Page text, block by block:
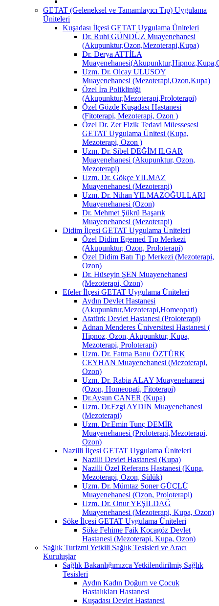
GETAT (Geleneksel ve Tamamlayıcı Tıp) Uygulama
Üniteleri
Kuşadası İlçesi GETAT Uygulama Üniteleri
Dr. Ruhi GÜNDÜZ Muayenehanesi
(Akupunktur,Ozon,Mezoterapi,Kupa)
Dr. Derya ATTİLA
Uzm. Dr. Olcay ULUSOY
Muayenehanesi (Mezoterapi,Ozon,Kupa)
Özel İra Polikliniği
(Akupunktur,Mezoterapi,Proloterapi)
Özel Gözde Kuşadası Hastanesi
(Fitoterapi, Mezoterapi, Ozon )
Özel Dr. Zer Fizik Tedavi Müessesesi
GETAT Uygulama Ünitesi (Kupa,
Mezoterapi, Ozon )
Uzm. Dr. Sibel DEĞİM ILGAR
Muayenehanesi (Akupunktur, Ozon,
Mezoterapi)
Uzm. Dr. Gökçe YILMAZ
Muayenehanesi (Mezoterapi)
Uzm. Dr. Nihan YILMAZOĞULLARI
Muayenehanesi (Ozon)
Dr. Mehmet Şükrü Başarık
Muayenehanesi (Mezoterapi)
Didim İlçesi GETAT Uygulama Üniteleri
Özel Didim Egemed Tıp Merkezi
(Akupunktur, Ozon, Proloterapi)
Özel Didim Batı Tıp Merkezi (Mezoterapi,
Ozon)
Dr. Hüseyin ŞEN Muayenehanesi
(Mezoterapi, Ozon)
Efeler İlçesi GETAT Uygulama Üniteleri
Aydın Devlet Hastanesi
(Akupunktur,Mezoterapi,Homeopati)
Atatürk Devlet Hastanesi (Proloterapi)
Adnan Menderes Üniversitesi Hastanesi (
Hipnoz, Ozon, Akupunktur, Kupa,
Mezoterapi, Proloterapi)
Uzm. Dr. Fatma Banu ÖZTÜRK
CEYHAN Muayenehanesi (Mezoterapi,
Ozon)
Uzm. Dr. Rabia ALAY Muayenehanesi
(Ozon, Homeopati, Fitoterapi)
Dr.Aysun CANER (Kupa)
Uzm. Dr.Ezgi AYDIN Muayenehanesi
(Mezoterapi)
Uzm. Dr.Emin Tunç DEMİR
Muayenehanesi (Proloterapi,Mezoterapi,
Ozon)
Nazilli İlçesi GETAT Uygulama Üniteleri
Nazilli Devlet Hastanesi (Kupa)
Nazilli Özel Referans Hastanesi (Kupa,
Mezoterapi, Ozon, Sülük)
Uzm. Dr. Mümtaz Soner GÜÇLÜ
Muayenehanesi (Ozon, Proloterapi)
Uzm. Dr. Onur YEŞİLDAĞ
Muayenehanesi (Mezoterapi, Kupa, Ozon)
Söke İlçesi GETAT Uygulama Üniteleri
Söke Fehime Faik Kocagöz Devlet
Hastanesi (Mezoterapi, Kupa, Ozon)
Sağlık Turizmi Yetkili Sağlık Tesisleri ve Aracı
Kuruluşlar
Sağlık Bakanlığımızca Yetkilendirilmiş Sağlık
Tesisleri
Aydın Kadın Doğum ve Çocuk
Hastalıkları Hastanesi
Kuşadası Devlet Hastanesi